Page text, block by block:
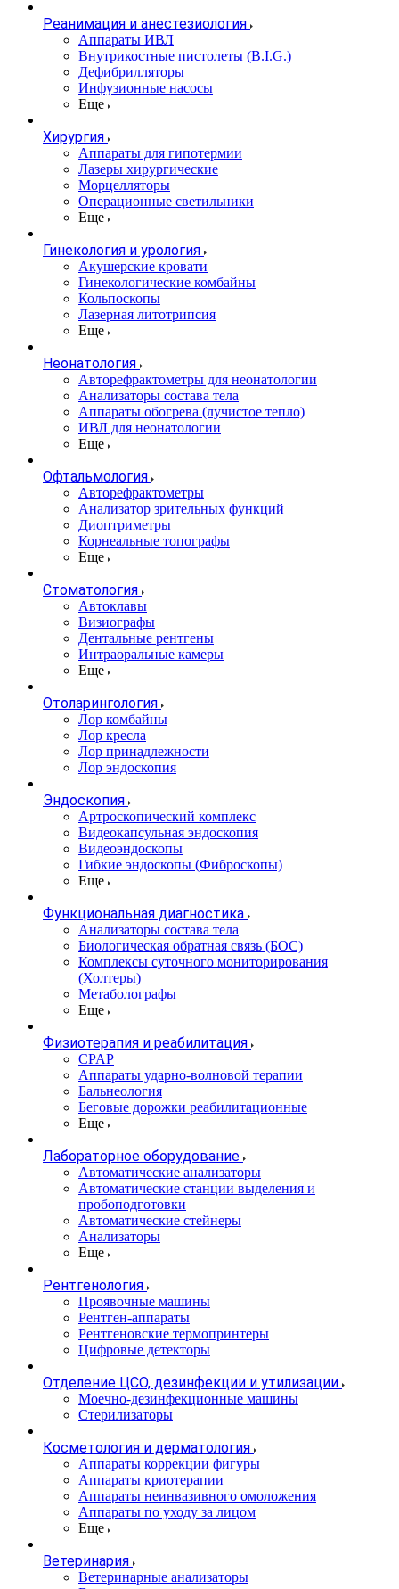
Реанимация и анестезиология
Аппараты ИВЛ
Внутрикостные пистолеты (B.I.G.)
Дефибрилляторы
Инфузионные насосы
Еще
Хирургия
Аппараты для гипотермии
Лазеры хирургические
Морцелляторы
Операционные светильники
Еще
Гинекология и урология
Акушерские кровати
Гинекологические комбайны
Кольпоскопы
Лазерная литотрипсия
Еще
Неонатология
Авторефрактометры для неонатологии
Анализаторы состава тела
Аппараты обогрева (лучистое тепло)
ИВЛ для неонатологии
Еще
Офтальмология
Авторефрактометры
Анализатор зрительных функций
Диоптриметры
Корнеальные топографы
Еще
Стоматология
Автоклавы
Визиографы
Дентальные рентгены
Интраоральные камеры
Еще
Отоларингология
Лор комбайны
Лор кресла
Лор принадлежности
Лор эндоскопия
Эндоскопия
Артроскопический комплекс
Видеокапсульная эндоскопия
Видеоэндоскопы
Гибкие эндоскопы (Фиброcкопы)
Еще
Функциональная диагностика
Анализаторы состава тела
Биологическая обратная связь (БОС)
Комплексы суточного мониторирования
(Холтеры)
Метаболографы
Еще
Физиотерапия и реабилитация
CPAP
Аппараты ударно-волновой терапии
Бальнеология
Беговые дорожки реабилитационные
Еще
Лабораторное оборудование
Автоматические анализаторы
Автоматические станции выделения и
пробоподготовки
Автоматические стейнеры
Анализаторы
Еще
Рентгенология
Проявочные машины
Рентген-аппараты
Рентгеновские термопринтеры
Цифровые детекторы
Отделение ЦСО, дезинфекции и утилизации
Моечно-дезинфекционные машины
Стерилизаторы
Косметология и дерматология
Аппараты коррекции фигуры
Аппараты криотерапии
Аппараты неинвазивного омоложения
Аппараты по уходу за лицом
Еще
Ветеринария
Ветеринарные анализаторы